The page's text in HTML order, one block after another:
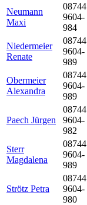
Neumann
Maxi
08744
9604-
984
Niedermeier
Renate
08744
9604-
989
Obermeier
Alexandra
08744
9604-
989
Paech Jürgen
08744
9604-
982
Sterr
Magdalena
08744
9604-
989
Strötz Petra
08744
9604-
980